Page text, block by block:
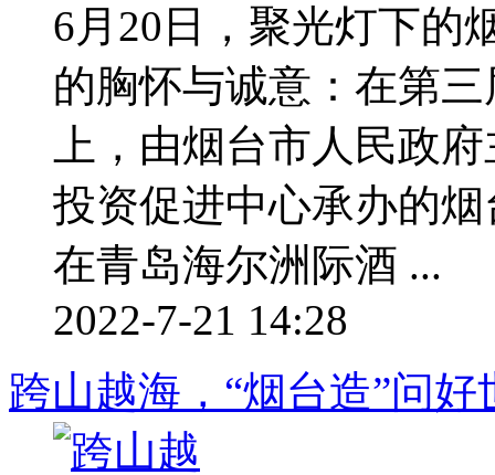
6月20日，聚光灯下的
的胸怀与诚意：在第
上，由烟台市人民政
投资促进中心承办的
在青岛海尔洲际酒 ...
2022-7-21 14:28
跨山越海，“烟台造”问好